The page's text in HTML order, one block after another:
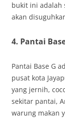
bukit ini adalah
akan
4. Pantai
Pantai Base G
pusat kota
yang jernih,
sekitar pantai,
warung makan